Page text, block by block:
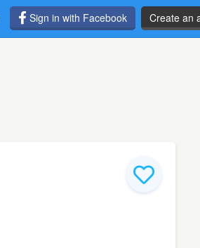
Sign in with Facebook Create an